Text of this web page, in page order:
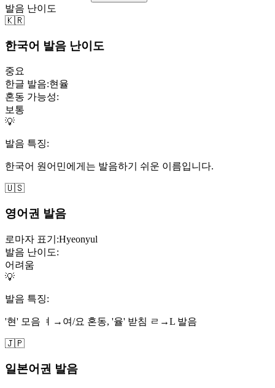
발음 난이도
🇰🇷
한국어 발음 난이도
중요
한글 발음:현율
혼동 가능성:
보통
💡
발음 특징:
한국어 원어민에게는 발음하기 쉬운 이름입니다.
🇺🇸
영어권 발음
로마자 표기:Hyeonyul
발음 난이도:
어려움
💡
발음 특징:
'현' 모음 ㅕ→여/요 혼동, '율' 받침 ㄹ→L 발음
🇯🇵
일본어권 발음